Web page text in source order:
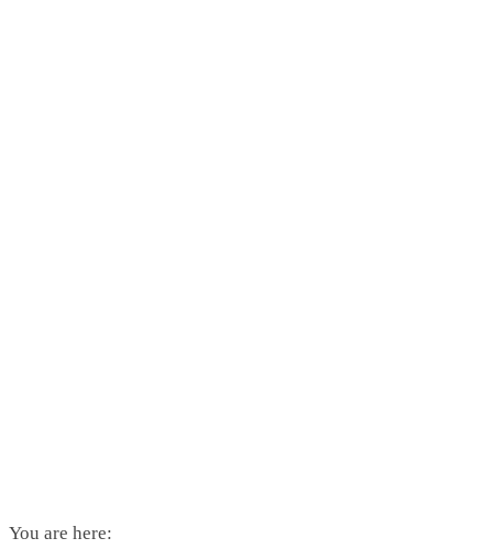
You are here: